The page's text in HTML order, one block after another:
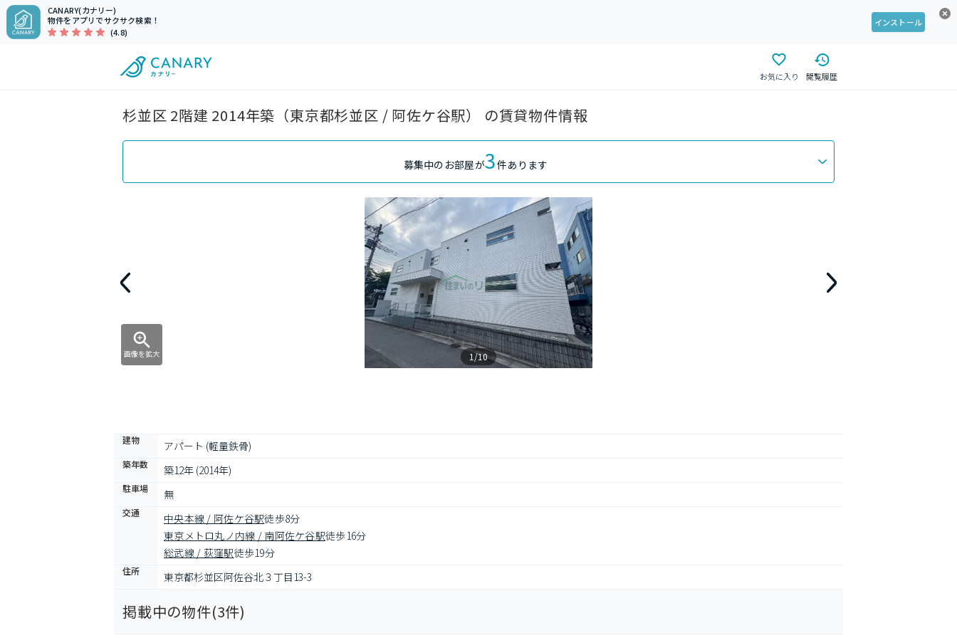
CANARY(カナリー)
物件をアプリでサクサク検索！
(4.8)
インストール
お気に入り 閲覧履歴
杉並区 2階建 2014年築（東京都杉並区 / 阿佐ケ谷駅） の賃貸物件情報
募集中のお部屋が3件あります
画像を拡大 1/10
建物 アパート (軽量鉄骨)
築年数 築12年 (2014年)
駐車場 無
交通 中央本線 / 阿佐ケ谷駅徒歩8分
東京メトロ丸ノ内線 / 南阿佐ケ谷駅徒歩16分
総武線 / 荻窪駅徒歩19分
住所 東京都杉並区阿佐谷北３丁目13-3
掲載中の物件(3件)